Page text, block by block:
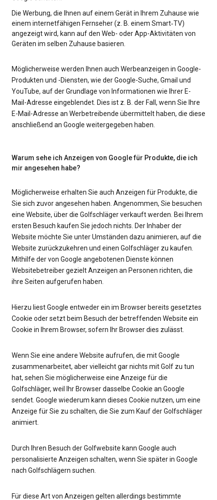
Die Werbung, die Ihnen auf einem Gerät in Ihrem Zuhause wie
einem internetfähigen Fernseher (z. B. einem Smart‑TV)
angezeigt wird, kann auf den Web- oder App-Aktivitäten von
Geräten im selben Zuhause basieren.
Möglicherweise werden Ihnen auch Werbeanzeigen in Google-
Produkten und -Diensten, wie der Google-Suche, Gmail und
YouTube, auf der Grundlage von Informationen wie Ihrer E-
Mail-Adresse eingeblendet. Dies ist z. B. der Fall, wenn Sie Ihre
E-Mail-Adresse an Werbetreibende übermittelt haben, die diese
anschließend an Google weitergegeben haben.
Warum sehe ich Anzeigen von Google für Produkte, die ich
mir angesehen habe?
Möglicherweise erhalten Sie auch Anzeigen für Produkte, die
Sie sich zuvor angesehen haben. Angenommen, Sie besuchen
eine Website, über die Golfschläger verkauft werden. Bei Ihrem
ersten Besuch kaufen Sie jedoch nichts. Der Inhaber der
Website möchte Sie unter Umständen dazu animieren, auf die
Website zurückzukehren und einen Golfschläger zu kaufen.
Mithilfe der von Google angebotenen Dienste können
Websitebetreiber gezielt Anzeigen an Personen richten, die
ihre Seiten aufgerufen haben.
Hierzu liest Google entweder ein im Browser bereits gesetztes
Cookie oder setzt beim Besuch der betreffenden Website ein
Cookie in Ihrem Browser, sofern Ihr Browser dies zulässt.
Wenn Sie eine andere Website aufrufen, die mit Google
zusammenarbeitet, aber vielleicht gar nichts mit Golf zu tun
hat, sehen Sie möglicherweise eine Anzeige für die
Golfschläger, weil Ihr Browser dasselbe Cookie an Google
sendet. Google wiederum kann dieses Cookie nutzen, um eine
Anzeige für Sie zu schalten, die Sie zum Kauf der Golfschläger
animiert.
Durch Ihren Besuch der Golfwebsite kann Google auch
personalisierte Anzeigen schalten, wenn Sie später in Google
nach Golfschlägern suchen.
Für diese Art von Anzeigen gelten allerdings bestimmte